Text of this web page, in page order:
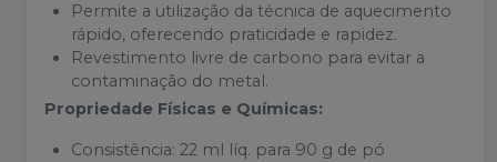
Permite a utilização da técnica de aquecimento
rápido, oferecendo praticidade e rapidez.
Revestimento livre de carbono para evitar a
contaminação do metal.
Propriedade Físicas e Químicas:
Consistência: 22 ml líq. para 90 g de pó